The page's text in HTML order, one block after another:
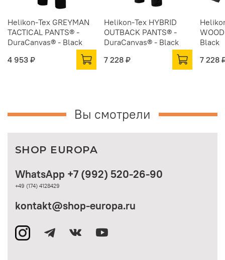
Helikon-Tex GREYMAN
TACTICAL PANTS® -
DuraCanvas® - Black
4 953 ₽
Helikon-Tex HYBRID
OUTBACK PANTS® -
DuraCanvas® - Black
7 228 ₽
Black
7 228
Вы смотрели
WhatsApp +7 (992) 520-26-90
+49 (174) 4128429
kontakt@shop-europa.ru
SHOP EUROPA